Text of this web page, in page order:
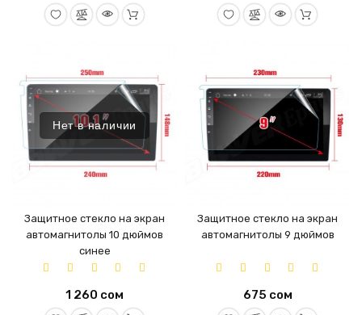
Нет в наличии
Защитное стекло на экран
автомагнитолы 10 дюймов
синее
1 260 сом
Защитное стекло на экран
автомагнитолы 9 дюймов
675 сом